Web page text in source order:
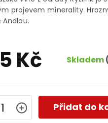
0,0
projevem minerality.
Kč Skladem
Přidat do